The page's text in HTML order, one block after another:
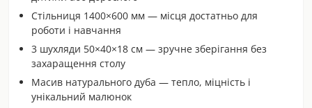
Стільниця 1400×600 мм — місця достатньо для
роботи і навчання
3 шухляди 50×40×18 см — зручне зберігання без
захаращення столу
Масив натурального дуба — тепло, міцність і
унікальний малюнок